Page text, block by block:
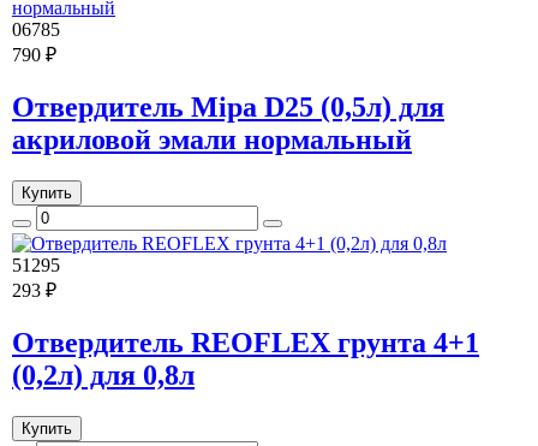
06785
790 ₽
Отвердитель Mipa D25 (0,5л) для
акриловой эмали нормальный
Купить
51295
293 ₽
Отвердитель REOFLEX грунта 4+1
(0,2л) для 0,8л
Купить